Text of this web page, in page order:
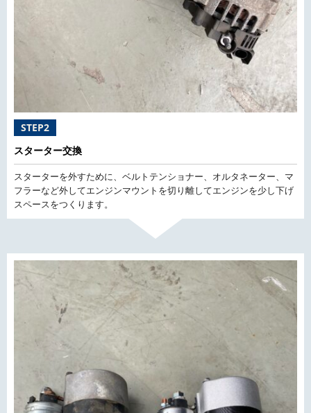
STEP2
スターター交換
スターターを外すために、ベルトテンショナー、オルタネーター、マ
フラーなど外してエンジンマウントを切り離してエンジンを少し下げ
スペースをつくります。